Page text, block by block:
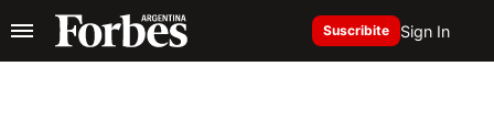
Suscribite Sign In